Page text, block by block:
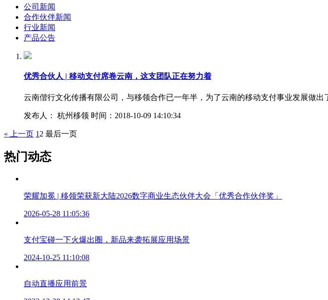
公司新闻
合作伙伴新闻
行业新闻
产品公告
优秀合伙人 | 移动支付席卷云南，这支团队正在努力着
云南偕行文化传播有限公司，与移领合作已一年半，为了云南的移动支付事业发展做
发布人： 杭州移领 时间：2018-10-09 14:10:34
« 上一页 1 2 最后一页
热门动态
荣耀加冕 | 移领荣获新大陆2026数字商业生态伙伴大会「优秀合作伙伴奖」
2026-05-28 11:05:36
支付宝碰一下火爆出圈，新品来袭拓展应用场景
2024-10-25 11:10:08
自动直播应用前景